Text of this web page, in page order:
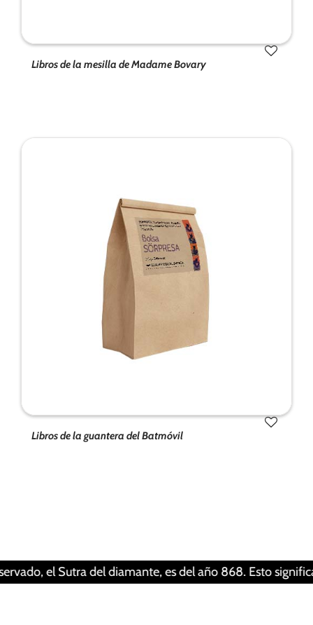
Libros de la mesilla de Madame Bovary
Libros de la guantera del Batmóvil
del diamante, es del año 868. Esto significa que